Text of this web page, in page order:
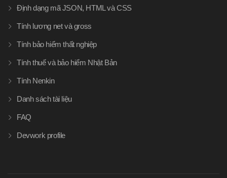
Định dạng mã JSON, HTML và CSS
Tính lương net và gross
Tính bảo hiểm thất nghiệp
Tính thuế và bảo hiểm Nhật Bản
Tính Nenkin
Danh sách tài liệu
FAQ
Devwork profile